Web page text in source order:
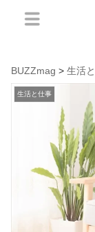
BUZZmag > 生活
生活と仕事